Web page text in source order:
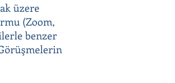
üzere
(Zoom,
benzer